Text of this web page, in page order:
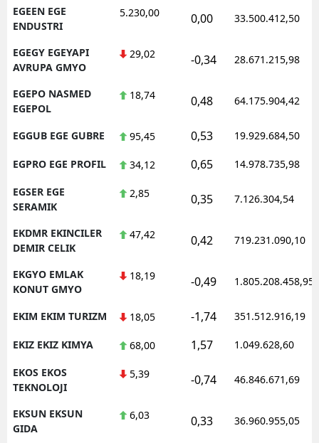
EGEEN EGE
ENDUSTRI
5.230,00 0,00 33.500.412,50
EGEGY EGEYAPI
AVRUPA GMYO
29,02 -0,34 28.671.215,98
EGEPO NASMED
EGEPOL
18,74 0,48 64.175.904,42
EGGUB EGE GUBRE 95,45 0,53 19.929.684,50
EGPRO EGE PROFIL 34,12 0,65 14.978.735,98
EGSER EGE
SERAMIK
2,85 0,35 7.126.304,54
EKDMR EKINCILER
DEMIR CELIK
47,42 0,42 719.231.090,10
EKGYO EMLAK
KONUT GMYO
18,19 -0,49 1.805.208.458,95
EKIM EKIM TURIZM 18,05 -1,74 351.512.916,19
EKIZ EKIZ KIMYA 68,00 1,57 1.049.628,60
EKOS EKOS
TEKNOLOJI
5,39 -0,74 46.846.671,69
EKSUN EKSUN
GIDA
6,03 0,33 36.960.955,05